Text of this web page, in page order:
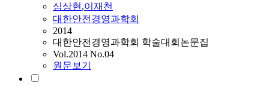
심상현,이재천
대한안전경영과학회
2014
대한안전경영과학회 학술대회논문집
Vol.2014 No.04
원문보기